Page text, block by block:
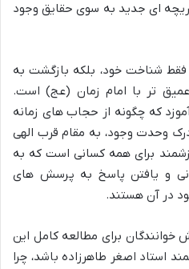
ای جدید به سوی حقایق وجود
شناخت خود، بلکه بازگشت به
تر با امام زمان (عج) است.
که چگونه از حجاب های زمانه
وحدت وجود، به مقام قرب الهی
برای همه کسانی است که به
و یافتن پاسخ به پرسش های
در آن هستند.
خوانندگان برای مطالعه کامل این
استاد اصغر طاهرزاده باشد، چرا